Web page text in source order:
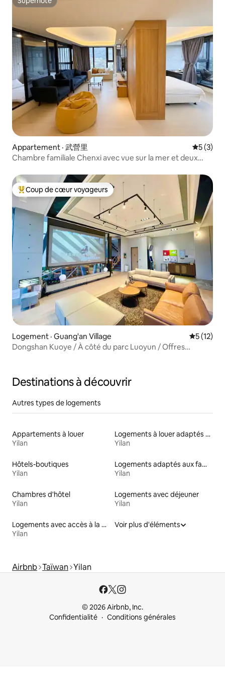
Superhôte
Appartement · 武營里 Note
5 (3)
Chambre familiale Chenxi avec vue sur la mer et deux
chaude intérieure
Coup de cœur voyageurs parmi les plus aimés
Coup de cœur voyageurs
Logement · Guang'an Village Note
5 (12)
Dongshan Kuoye / À côté du parc Luoyun / Offres
complète, KTV pour 30 personnes maximum
Destinations à découvrir
Autres types de logements
Appartements à louer
Yilan
Logements à louer adaptés aux animaux
Yilan
Hôtels-boutiques
Yilan
Logements adaptés aux familles à louer
Yilan
Chambres d'hôtel
Yilan
Logements avec déjeuner
Yilan
Logements avec accès à la plage
Yilan
Voir plus d'éléments
Airbnb Taïwan Yilan
© 2026 Airbnb, Inc.
Confidentialité
Conditions générales